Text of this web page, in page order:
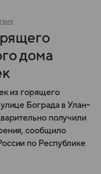
дома
из горящего
Бограда в Улан-
получили
сообщило
по Республике